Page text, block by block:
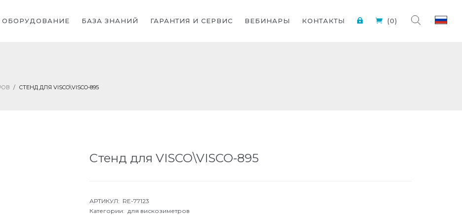
ОБОРУДОВАНИЕ БАЗА ЗНАНИЙ ГАРАНТИЯ И СЕРВИС ВЕБИНАРЫ КОНТАКТЫ (0)
/ СТЕНД ДЛЯ VISCO\VISCO-895
Стенд для VISCO\VISCO-895
АРТИКУЛ: RE-77123
Категории: для вискозиметров